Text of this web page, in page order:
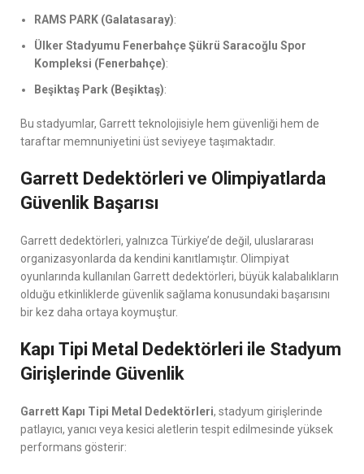
RAMS PARK (Galatasaray):
Ülker Stadyumu Fenerbahçe Şükrü Saracoğlu Spor
Kompleksi (Fenerbahçe):
Beşiktaş Park (Beşiktaş):
Bu stadyumlar, Garrett teknolojisiyle hem güvenliği hem de
taraftar memnuniyetini üst seviyeye taşımaktadır.
Garrett Dedektörleri ve Olimpiyatlarda
Güvenlik Başarısı
Garrett dedektörleri, yalnızca Türkiye’de değil, uluslararası
organizasyonlarda da kendini kanıtlamıştır. Olimpiyat
oyunlarında kullanılan Garrett dedektörleri, büyük kalabalıkların
olduğu etkinliklerde güvenlik sağlama konusundaki başarısını
bir kez daha ortaya koymuştur.
Kapı Tipi Metal Dedektörleri ile Stadyum
Girişlerinde Güvenlik
Garrett Kapı Tipi Metal Dedektörleri, stadyum girişlerinde
patlayıcı, yanıcı veya kesici aletlerin tespit edilmesinde yüksek
performans gösterir: